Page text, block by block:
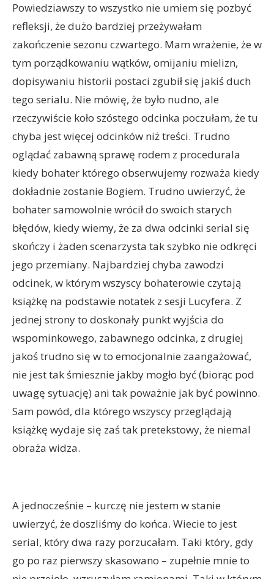
Powiedziawszy to wszystko nie umiem się pozbyć
refleksji, że dużo bardziej przeżywałam
zakończenie sezonu czwartego. Mam wrażenie, że w
tym porządkowaniu wątków, omijaniu mielizn,
dopisywaniu historii postaci zgubił się jakiś duch
tego serialu. Nie mówię, że było nudno, ale
rzeczywiście koło szóstego odcinka poczułam, że tu
chyba jest więcej odcinków niż treści. Trudno
oglądać zabawną sprawę rodem z procedurala
kiedy bohater którego obserwujemy rozważa kiedy
dokładnie zostanie Bogiem. Trudno uwierzyć, że
bohater samowolnie wrócił do swoich starych
błędów, kiedy wiemy, że za dwa odcinki serial się
skończy i żaden scenarzysta tak szybko nie odkręci
jego przemiany. Najbardziej chyba zawodzi
odcinek, w którym wszyscy bohaterowie czytają
książkę na podstawie notatek z sesji Lucyfera. Z
jednej strony to doskonały punkt wyjścia do
wspominkowego, zabawnego odcinka, z drugiej
jakoś trudno się w to emocjonalnie zaangażować,
nie jest tak śmiesznie jakby mogło być (biorąc pod
uwagę sytuację) ani tak poważnie jak być powinno.
Sam powód, dla którego wszyscy przeglądają
książkę wydaje się zaś tak pretekstowy, że niemal
obraża widza.
A jednocześnie – kurczę nie jestem w stanie
uwierzyć, że doszliśmy do końca. Wiecie to jest
serial, który dwa razy porzucałam. Taki który, gdy
go po raz pierwszy skasowano – zupełnie mnie to